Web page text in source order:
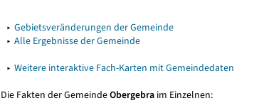
▸ Gebietsveränderungen der Gemeinde
▸ Alle Ergebnisse der Gemeinde
▸ Weitere interaktive Fach-Karten mit Gemeindedaten
Die Fakten der GemeindeObergebra im Einzelnen: